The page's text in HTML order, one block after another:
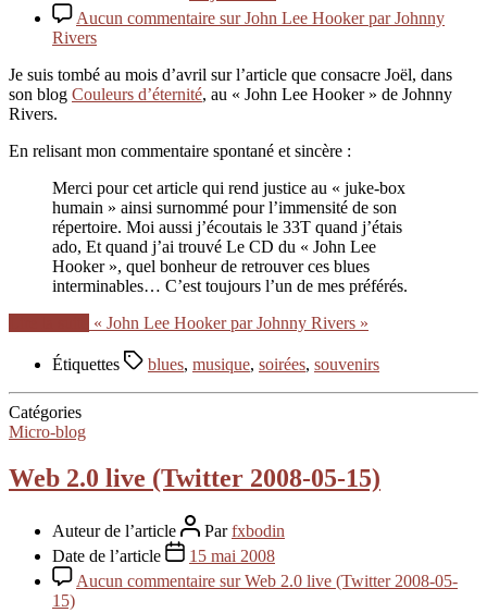
Aucun commentaire sur John Lee Hooker par Johnny
Rivers
Je suis tombé au mois d’avril sur l’article que consacre Joël, dans
son blog Couleurs d’éternité, au « John Lee Hooker » de Johnny
Rivers.
En relisant mon commentaire spontané et sincère :
Merci pour cet article qui rend justice au « juke-box
humain » ainsi surnommé pour l’immensité de son
répertoire. Moi aussi j’écoutais le 33T quand j’étais
ado, Et quand j’ai trouvé Le CD du « John Lee
Hooker », quel bonheur de retrouver ces blues
interminables… C’est toujours l’un de mes préférés.
« John Lee Hooker par Johnny Rivers »
Étiquettes blues, musique, soirées, souvenirs
Catégories
Micro-blog
Web 2.0 live (Twitter 2008-05-15)
Auteur de l’article Parfxbodin
Date de l’article
15 mai 2008
Aucun commentaire sur Web 2.0 live (Twitter 2008-05-
15)